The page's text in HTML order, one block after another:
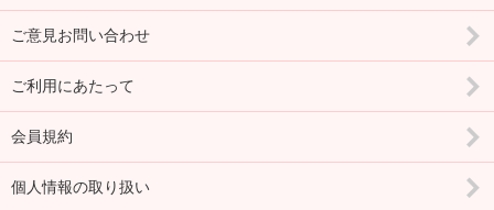
ご意見お問い合わせ
ご利用にあたって
会員規約
個人情報の取り扱い